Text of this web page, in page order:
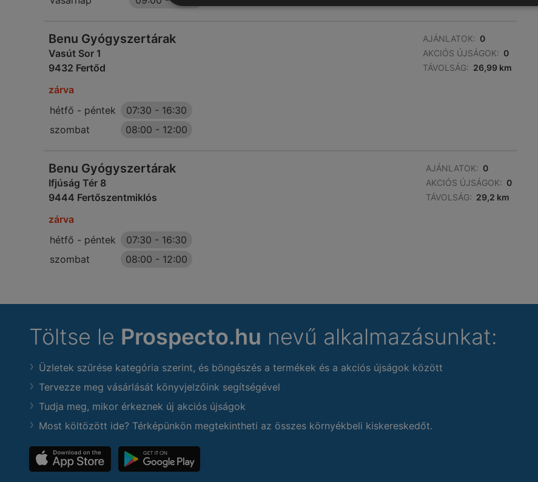
Benu Gyógyszertárak
Vasút Sor 1
9432 Fertőd
AJÁNLATOK: 0
AKCIÓS ÚJSÁGOK: 0
TÁVOLSÁG: 26,99 km
zárva
hétfő - péntek
07:30 - 16:30
szombat
08:00 - 12:00
Benu Gyógyszertárak
Ifjúság Tér 8
9444 Fertőszentmiklós
AJÁNLATOK: 0
AKCIÓS ÚJSÁGOK: 0
TÁVOLSÁG: 29,2 km
zárva
hétfő - péntek
07:30 - 16:30
szombat
08:00 - 12:00
Töltse le Prospecto.hu nevű alkalmazásunkat:
Üzletek szűrése kategória szerint, és böngészés a termékek és a akciós újságok között
Tervezze meg vásárlását könyvjelzőink segítségével
Tudja meg, mikor érkeznek új akciós újságok
Most költözött ide? Térképünkön megtekintheti az összes környékbeli kiskereskedőt.